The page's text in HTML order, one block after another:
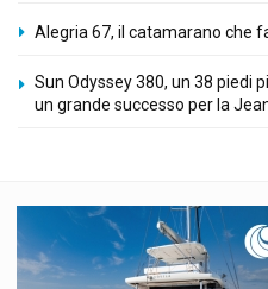
Alegria 67, il catamarano che
Sun Odyssey 380, un 38 piedi
un grande successo per la